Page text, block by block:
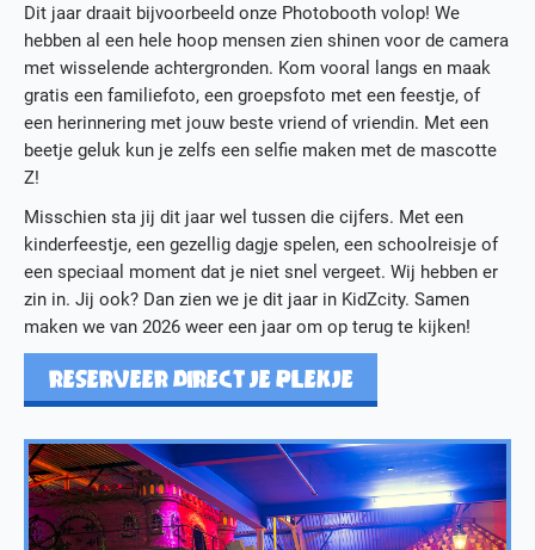
Dit jaar draait bijvoorbeeld onze Photobooth volop! We
hebben al een hele hoop mensen zien shinen voor de camera
met wisselende achtergronden. Kom vooral langs en maak
gratis een familiefoto, een groepsfoto met een feestje, of
een herinnering met jouw beste vriend of vriendin. Met een
beetje geluk kun je zelfs een selfie maken met de mascotte
Z!
Misschien sta jij dit jaar wel tussen die cijfers. Met een
kinderfeestje, een gezellig dagje spelen, een schoolreisje of
een speciaal moment dat je niet snel vergeet. Wij hebben er
zin in. Jij ook? Dan zien we je dit jaar in KidZcity. Samen
maken we van 2026 weer een jaar om op terug te kijken!
RESERVEER DIRECT JE PLEKJE